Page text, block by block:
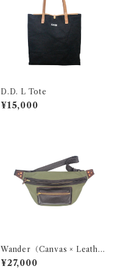
D.D. L Tote
¥15,000
Wander（Canvas × Leathe
r）
¥27,000